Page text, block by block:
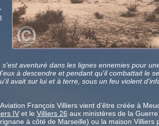
aventuré dans les lignes ennemies pour
à descendre et pendant qu'il combattait le
avait sur lui et à terre, sous un feu violent
François Villiers vient d'être créée à
IVet le Villiers 26 aux ministères de la
à côté de Marseille) ou la maison Villiers